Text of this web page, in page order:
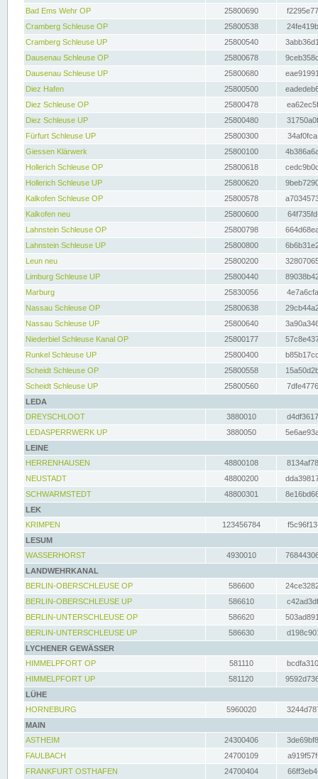
Bad Ems Wehr OP
25800690
Cramberg Schleuse OP
25800538
Cramberg Schleuse UP
25800540
Dausenau Schleuse OP
25800678
Dausenau Schleuse UP
25800680
Diez Hafen
25800500
Diez Schleuse OP
25800478
Diez Schleuse UP
25800480
Fürfurt Schleuse UP
25800300
Giessen Klärwerk
25800100
Hollerich Schleuse OP
25800618
Hollerich Schleuse UP
25800620
Kalkofen Schleuse OP
25800578
Kalkofen neu
25800600
Lahnstein Schleuse OP
25800798
Lahnstein Schleuse UP
25800800
Leun neu
25800200
Limburg Schleuse UP
25800440
Marburg
25830056
Nassau Schleuse OP
25800638
Nassau Schleuse UP
25800640
Niederbiel Schleuse Kanal OP
25800177
Runkel Schleuse UP
25800400
Scheidt Schleuse OP
25800558
Scheidt Schleuse UP
25800560
LEDA
DREYSCHLOOT
3880010
LEDASPERRWERK UP
3880050
LEINE
HERRENHAUSEN
48800108
NEUSTADT
48800200
SCHWARMSTEDT
48800301
LEK
KRIMPEN
123456784
LESUM
WASSERHORST
4930010
LANDWEHRKANAL
BERLIN-OBERSCHLEUSE OP
586600
BERLIN-OBERSCHLEUSE UP
586610
BERLIN-UNTERSCHLEUSE OP
586620
BERLIN-UNTERSCHLEUSE UP
586630
LYCHENER GEWÄSSER
HIMMELPFORT OP
581110
HIMMELPFORT UP
581120
LÜHE
HORNEBURG
5960020
MAIN
ASTHEIM
24300406
FAULBACH
24700109
FRANKFURT OSTHAFEN
24700404